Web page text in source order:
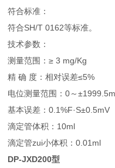
符合标准：
符合SH/T 0162等标准。
技术参数：
测量范围：≥ 3 mg/Kg
精 确 度：相对误差≤5%
电位测量范围：0～
基本误差：0.1%F·S±0.5mV
滴定管体积：10ml
滴定管zui小体积：0.01ml
DP-JXD200型